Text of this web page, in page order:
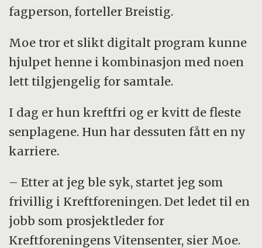
fagperson, forteller Breistig.
Moe tror et slikt digitalt program kunne
hjulpet henne i kombinasjon med noen
lett tilgjengelig for samtale.
I dag er hun kreftfri og er kvitt de fleste
senplagene. Hun har dessuten fått en ny
karriere.
– Etter at jeg ble syk, startet jeg som
frivillig i Kreftforeningen. Det ledet til en
jobb som prosjektleder for
Kreftforeningens Vitensenter, sier Moe.